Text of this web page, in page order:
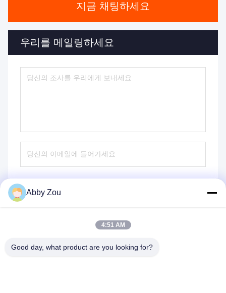
지금 채팅하세요
우리를 메일링하세요
Abby Zou
4:51 AM
Good day, what product are you looking for?